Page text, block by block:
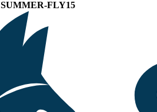
SUMMER-FLY15